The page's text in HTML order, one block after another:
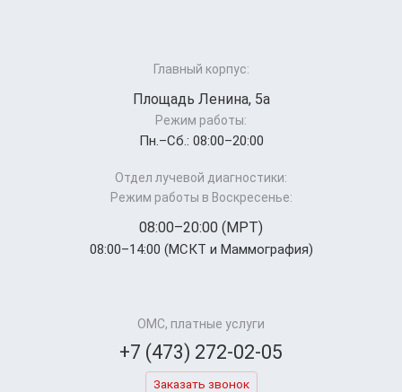
Главный корпус:
Площадь Ленина, 5а
Режим работы:
Пн.–Cб.: 08:00–20:00
Отдел лучевой диагностики:
Режим работы в Воскресенье:
08:00–20:00 (МРТ)
08:00–14:00 (МСКТ и Маммография)
ОМС, платные услуги
+7 (473) 272-02-05
Заказать звонок